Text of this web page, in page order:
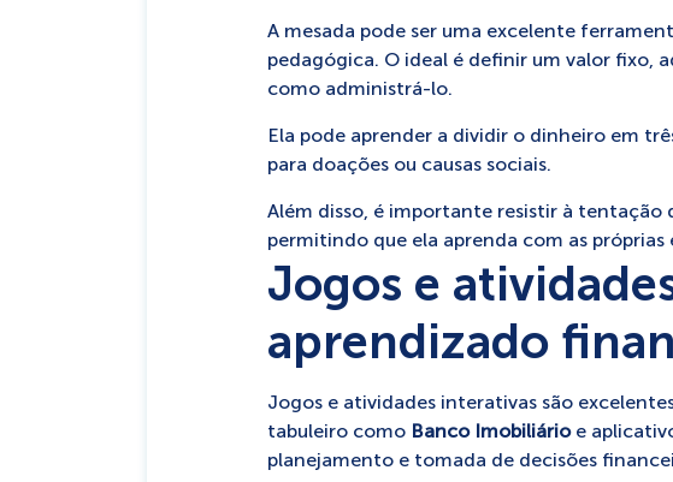
A mesada pode ser uma excelente
pedagógica. O ideal é definir um valor fixo,
como administrá-lo.
Ela pode aprender a dividir o dinheiro em
para doações ou causas sociais.
Além disso, é importante resistir à
permitindo que ela aprenda com as próprias
Jogos e
aprendizado
Jogos e atividades interativas são
tabuleiro como Banco Imobiliário e
planejamento e tomada de decisões